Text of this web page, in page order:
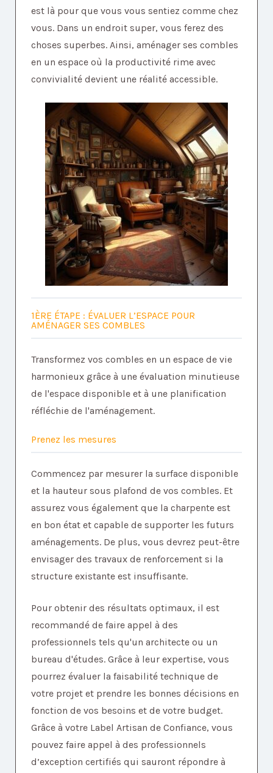
est là pour que vous vous sentiez comme chez
vous. Dans un endroit super, vous ferez des
choses superbes. Ainsi, aménager ses combles
en un espace où la productivité rime avec
convivialité devient une réalité accessible.
1ÈRE ÉTAPE : ÉVALUER L’ESPACE POUR
AMÉNAGER SES COMBLES
Transformez vos combles en un espace de vie
harmonieux grâce à une évaluation minutieuse
de l'espace disponible et à une planification
réfléchie de l'aménagement.
Prenez les mesures
Commencez par mesurer la surface disponible
et la hauteur sous plafond de vos combles. Et
assurez vous également que la charpente est
en bon état et capable de supporter les futurs
aménagements. De plus, vous devrez peut-être
envisager des travaux de renforcement si la
structure existante est insuffisante.
Pour obtenir des résultats optimaux, il est
recommandé de faire appel à des
professionnels tels qu'un architecte ou un
bureau d'études. Grâce à leur expertise, vous
pourrez évaluer la faisabilité technique de
votre projet et prendre les bonnes décisions en
fonction de vos besoins et de votre budget.
Grâce à votre Label Artisan de Confiance, vous
pouvez faire appel à des professionnels
d’exception certifiés qui sauront répondre à